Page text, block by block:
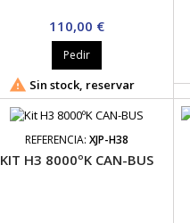
Precio
110,00 €
Pedir
 Sin stock, reservar
REFERENCIA: XJP-H38
KIT H3 8000ºK CAN-BUS